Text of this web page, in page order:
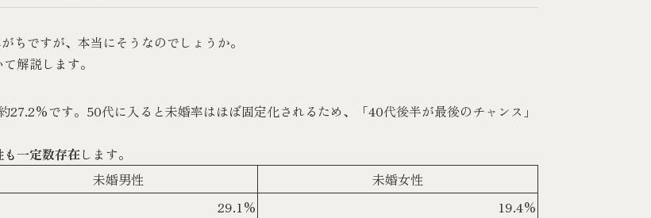
ちですが、本当にそうなのでしょうか。
解説します。
27.2%です。50代に入ると未婚率はほぼ固定化されるため、「40代後半が最後のチャンス」
一定数存在します。
未婚男性
未婚女性
29.1%
19.4%